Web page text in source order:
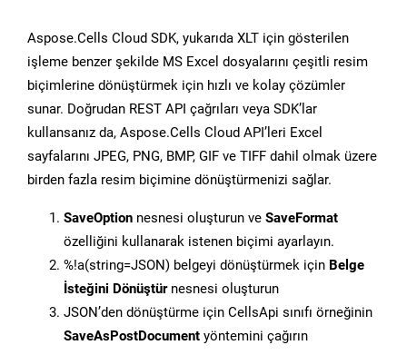
Aspose.Cells Cloud SDK, yukarıda XLT için gösterilen
işleme benzer şekilde MS Excel dosyalarını çeşitli resim
biçimlerine dönüştürmek için hızlı ve kolay çözümler
sunar. Doğrudan REST API çağrıları veya SDK’lar
kullansanız da, Aspose.Cells Cloud API’leri Excel
sayfalarını JPEG, PNG, BMP, GIF ve TIFF dahil olmak üzere
birden fazla resim biçimine dönüştürmenizi sağlar.
SaveOption nesnesi oluşturun ve SaveFormat
özelliğini kullanarak istenen biçimi ayarlayın.
%!a(string=JSON) belgeyi dönüştürmek için Belge
İsteğini Dönüştürnesnesi oluşturun
JSON’den dönüştürme için CellsApi sınıfı örneğinin
SaveAsPostDocument yöntemini çağırın